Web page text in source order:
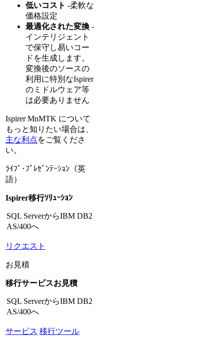
低いコスト -柔軟な
価格設定
最適化された変換 -
インテリジェント
で保守し易いコー
ドを生成します。
変換後のソースの
利用に特別なIspirer
のミドルウェア等
は必要ありません
Ispirer MnMTK について
もっと知りたい場合は、
主な利点をご覧くださ
い。
ﾗｲﾌﾞ･ﾌﾟﾚｾﾞﾝﾃｰｼｮﾝ（英
語）
Ispirer移行ｿﾘｭｰｼｮﾝ
SQL ServerからIBM DB2
AS/400へ
リクエスト
お見積
移行サービスお見積
SQL ServerからIBM DB2
AS/400へ
サービス 移行ツール